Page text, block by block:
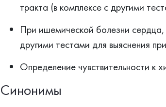
тракта (в комплексе с другими
При ишемической болезни
другими тестами для выяснения
Определение чувствительности к
Синонимы